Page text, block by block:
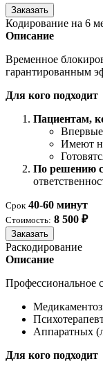
Заказать
Кодирование на 6
Описание
Временное
гарантированным
Для кого подходит
Пациентам,
Имеют
По решению
Срок 40-60 минут
Стоимость: 8 500 ₽
Заказать
Раскодирование
Описание
Профессиональное
Аппаратных
Для кого подходит